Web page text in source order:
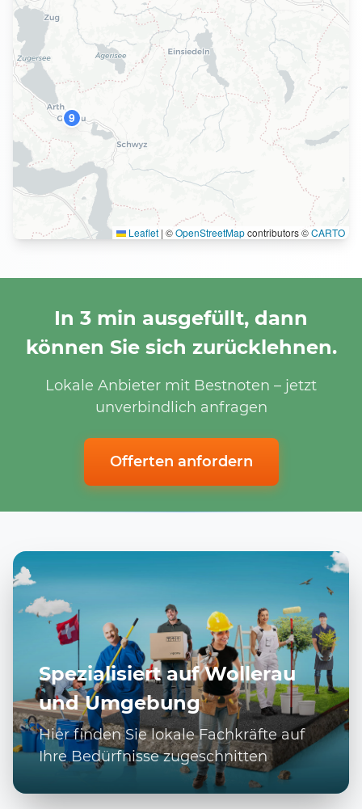
9
Leaflet | ©OpenStreetMapcontributors ©CARTO
In 3 min ausgefüllt, dann
können Sie sich zurücklehnen.
Lokale Anbieter mit Bestnoten – jetzt
unverbindlich anfragen
Offerten anfordern
Spezialisiert auf Wollerau
und Umgebung
Hier finden Sie lokale Fachkräfte auf
Ihre Bedürfnisse zugeschnitten